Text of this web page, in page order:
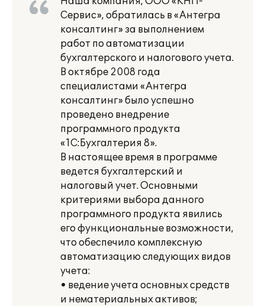
Сервис», обратилась в «Антегра
консалтинг» за выполнением
работ по автоматизации
бухгалтерского и налогового учета.
В октябре 2008 года
специалистами «Антегра
консалтинг» было успешно
проведено внедрение
программного продукта
«1С:Бухгалтерия 8».
В настоящее время в программе
ведется бухгалтерский и
налоговый учет. Основными
критериями выбора данного
программного продукта явились
его функциональные возможности,
что обеспечило комплексную
автоматизацию следующих видов
учета:
• ведение учета основных средств
и нематериальных активов;